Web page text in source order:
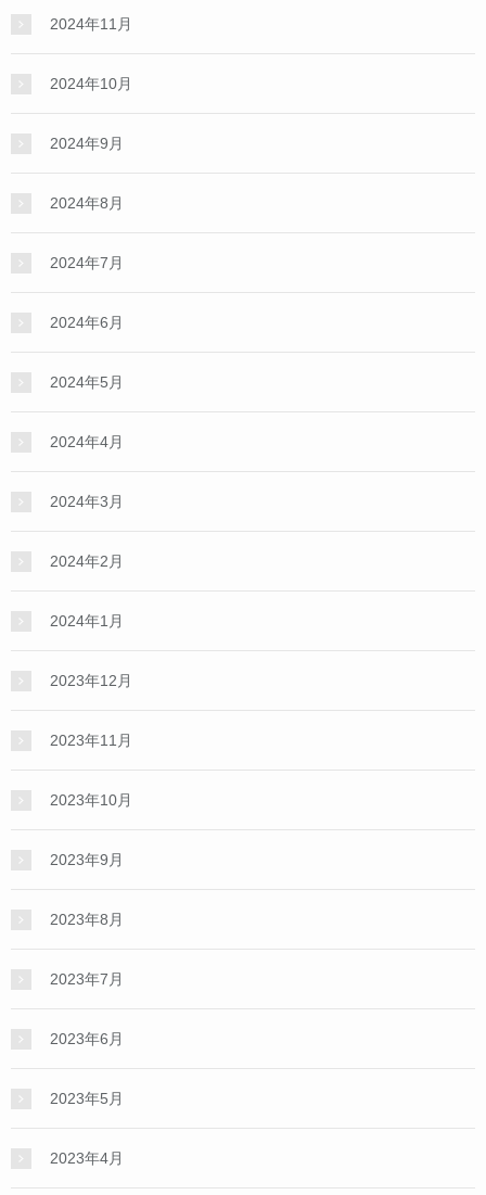
2024年11月
2024年10月
2024年9月
2024年8月
2024年7月
2024年6月
2024年5月
2024年4月
2024年3月
2024年2月
2024年1月
2023年12月
2023年11月
2023年10月
2023年9月
2023年8月
2023年7月
2023年6月
2023年5月
2023年4月